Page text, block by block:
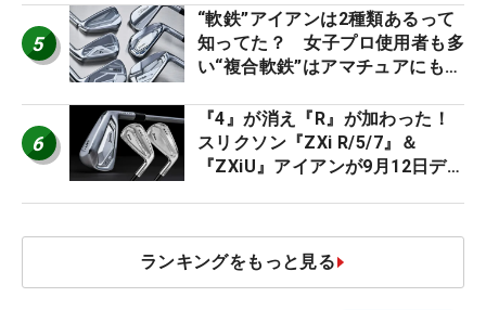
5
“軟鉄”アイアンは2種類あるって
知ってた？ 女子プロ使用者も多
い“複合軟鉄”はアマチュアにもオ
6
『4』が消え『R』が加わった！
スリクソン『ZXi R/5/7』＆
『ZXiU』アイアンが9月12日デ
ランキングをもっと見る